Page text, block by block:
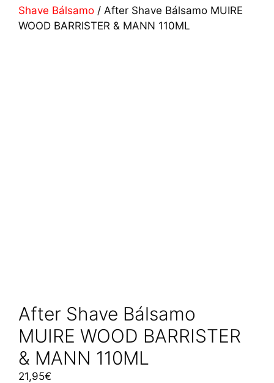
Shave Bálsamo / After Shave Bálsamo MUIRE
WOOD BARRISTER & MANN 110ML
After Shave Bálsamo
MUIRE WOOD BARRISTER
& MANN 110ML
21,95€